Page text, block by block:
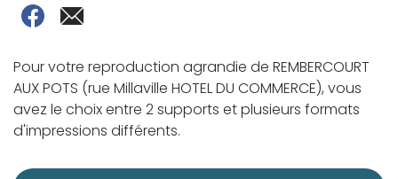
Pour votre reproduction agrandie de REMBERCOURT
AUX POTS (rue Millaville HOTEL DU COMMERCE), vous
avez le choix entre 2 supports et plusieurs formats
d'impressions différents.